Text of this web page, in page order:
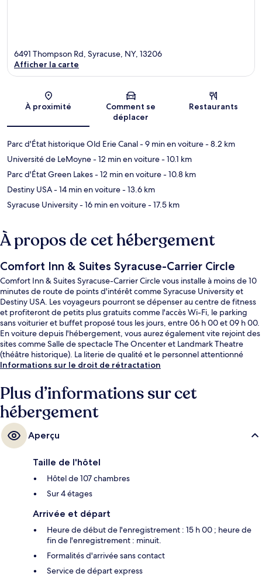
Carte
6491 Thompson Rd, Syracuse, NY, 13206
Afficher la carte
À proximité
Comment se
déplacer
Restaurants
Parc d'État historique Old Erie Canal- 9 min en voiture- 8.2 km
Université de LeMoyne- 12 min en voiture- 10.1 km
Parc d'État Green Lakes- 12 min en voiture- 10.8 km
Destiny USA- 14 min en voiture- 13.6 km
Syracuse University- 16 min en voiture- 17.5 km
À propos de cet hébergement
Comfort Inn & Suites Syracuse-Carrier Circle
Comfort Inn & Suites Syracuse-Carrier Circle vous installe à moins de 10
minutes de route de points d'intérêt comme Syracuse University et
Destiny USA. Les voyageurs pourront se dépenser au centre de fitness
et profiteront de petits plus gratuits comme l'accès Wi-Fi, le parking
sans voiturier et buffet proposé tous les jours, entre 06 h 00 et 09 h 00.
En voiture depuis l'hébergement, vous aurez également vite rejoint des
sites comme Salle de spectacle The Oncenter et Landmark Theatre
(théâtre historique). La literie de qualité et le personnel attentionné
remportent un franc succès auprès des autres voyageurs.
Informations sur le droit de rétractation
Plus d’informations sur cet
hébergement
Aperçu
Taille de l'hôtel
Hôtel de 107 chambres
Sur 4 étages
Arrivée et départ
Heure de début de l'enregistrement : 15 h 00 ; heure de
fin de l'enregistrement : minuit.
Formalités d'arrivée sans contact
Service de départ express